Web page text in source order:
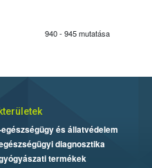
940 - 945 mutatása
és állatvédelem
diagnosztika
termékek